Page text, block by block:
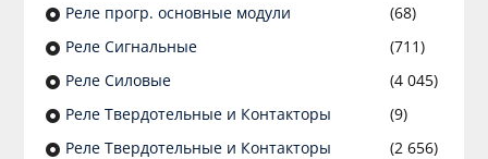
Реле прогр. основные модули
(68)
Реле Сигнальные
(711)
Реле Силовые
(4 045)
Реле Твердотельные и Контакторы
(9)
Реле Твердотельные и Контакторы
(2 656)